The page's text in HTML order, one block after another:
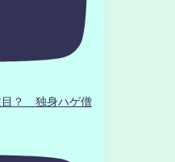
目？ 独身ハゲ僧